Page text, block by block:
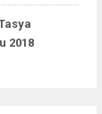
2018